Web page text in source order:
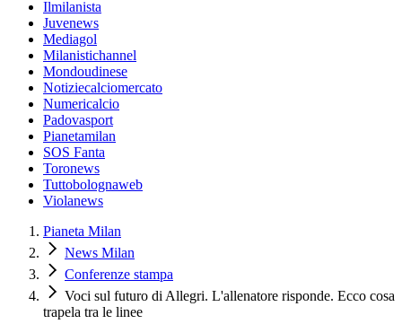
Ilmilanista
Juvenews
Mediagol
Milanistichannel
Mondoudinese
Notiziecalciomercato
Numericalcio
Padovasport
Pianetamilan
SOS Fanta
Toronews
Tuttobolognaweb
Violanews
Pianeta Milan
News Milan
Conferenze stampa
Voci sul futuro di Allegri. L'allenatore risponde. Ecco cosa
trapela tra le linee